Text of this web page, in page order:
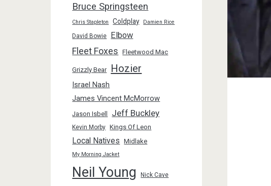
Bruce Springsteen
Chris Stapleton Coldplay Damien Rice
David Bowie Elbow
Fleet Foxes Fleetwood Mac
Grizzly Bear Hozier
Israel Nash
James Vincent McMorrow
Jason Isbell Jeff Buckley
Kevin Morby Kings Of Leon
Local Natives Midlake
My Morning Jacket
Neil Young Nick Cave